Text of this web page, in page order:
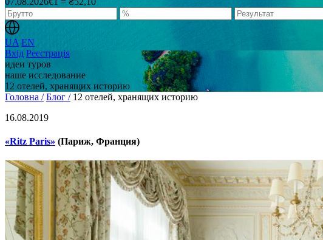
UA EN
Вхід Реєстрація
идеи туров
наше исследование
12 отелей, хранящих историю
Головна / Блог / 12 отелей, хранящих историю
16.08.2019
«Ritz Paris» (Париж, Франция)